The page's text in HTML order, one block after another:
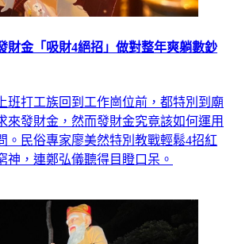
財金「吸財4絕招」做對整年爽躺數鈔
班打工族回到工作崗位前，都特別到廟
來發財金，然而發財金究竟該如何運用
。民俗專家廖美然特別教戰輕鬆4招紅
神，連鄭弘儀聽得目瞪口呆。